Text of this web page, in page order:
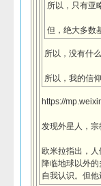
所以，只有亚
但，绝大多数
所以，没有什
所以，我的信
https://
发现外星人，宗
欧米拉指出，
降临地球以外
自我认识。但